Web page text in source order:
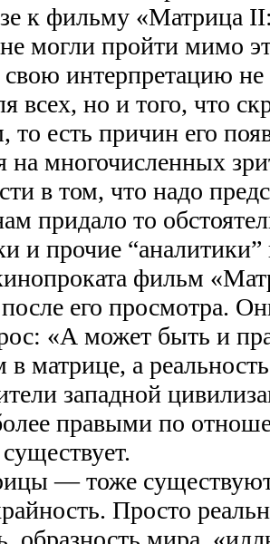
к фильму «Матрица
могли пройти мимо
свою интерпретацию не
всех, но и того, что
то есть причин его
на многочисленных
в том, что надо
придало то
и прочие “аналитики”
фильм
его просмотра.
«А может быть и
матрице, а
западной
правыми по
— тоже
Просто